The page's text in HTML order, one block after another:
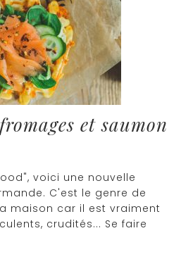
et saumon
voici une nouvelle
C'est le genre de
maison car il est vraiment
crudités... Se faire